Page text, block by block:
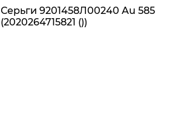
Серьги 9201458Л00240 Au 585
(2020264715821 ())